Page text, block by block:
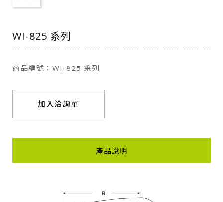
WI-825 系列
商品編號：WI-825 系列
加入洽詢單
產品說明